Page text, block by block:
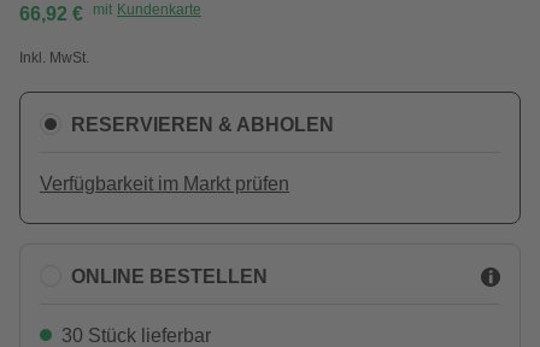
66,92 € mit Kundenkarte
Inkl. MwSt.
RESERVIEREN & ABHOLEN
Verfügbarkeit im Markt prüfen
ONLINE BESTELLEN
30 Stück lieferbar